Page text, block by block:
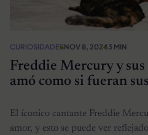
CURIOSIDADESNOV 8, 20243 MIN
Freddie Mercury y sus
amó como si fueran
El íconico cantante Freddie
amor, y esto se puede ver